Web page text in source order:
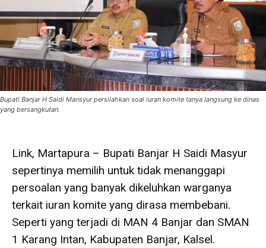
Bupati Banjar H Saidi Mansyur persilahkan soal iuran komite tanya langsung ke dinas
yang bersangkutan.
Link, Martapura – Bupati Banjar H Saidi Masyur
sepertinya memilih untuk tidak menanggapi
persoalan yang banyak dikeluhkan warganya
terkait iuran komite yang dirasa membebani.
Seperti yang terjadi di MAN 4 Banjar dan SMAN
1 Karang Intan, Kabupaten Banjar, Kalsel.